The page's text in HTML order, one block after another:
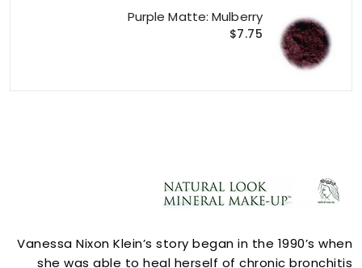
Purple Matte: Mulberry
$7.75
Vanessa Nixon Klein’s story began in the 1990’s when
she was able to heal herself of chronic bronchitis